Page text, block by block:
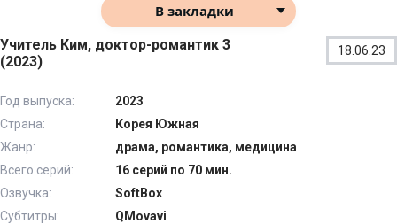
В закладки
Учитель Ким, доктор-романтик 3
(2023)
18.06.23
Год выпуска:
2023
Страна:
Корея Южная
Жанр:
драма, романтика, медицина
Всего серий:
16 серий по 70 мин.
Озвучка:
SoftBox
Субтитры:
QMovavi